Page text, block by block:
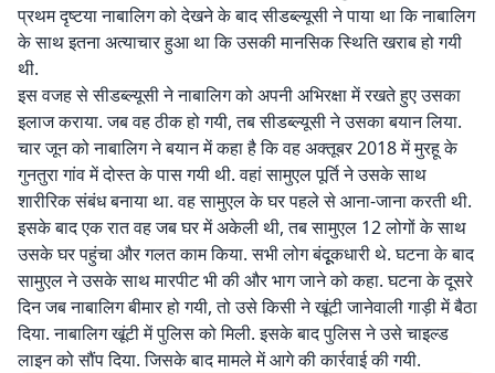
प्रथम दृष्टया नाबालिग को देखने के बाद सीडब्ल्यूसी ने पाया था कि नाबालिग
के साथ इतना अत्याचार हुआ था कि उसकी मानसिक स्थिति खराब हो गयी
थी.
इस वजह से सीडब्ल्यूसी ने नाबालिग को अपनी अभिरक्षा में रखते हुए उसका
इलाज कराया. जब वह ठीक हो गयी, तब सीडब्ल्यूसी ने उसका बयान लिया.
चार जून को नाबालिग ने बयान में कहा है कि वह अक्तूबर 2018 में मुरहू के
गुनतुरा गांव में दोस्त के पास गयी थी. वहां सामुएल पूर्ति ने उसके साथ
शारीरिक संबंध बनाया था. वह सामुएल के घर पहले से आना-जाना करती थी.
इसके बाद एक रात वह जब घर में अकेली थी, तब सामुएल 12 लोगों के साथ
उसके घर पहुंचा और गलत काम किया. सभी लोग बंदूूकधारी थे. घटना के बाद
सामुएल ने उसके साथ मारपीट भी की और भाग जाने को कहा. घटना के दूसरे
दिन जब नाबालिग बीमार हो गयी, तो उसे किसी ने खूंटी जानेवाली गाड़ी में बैठा
दिया. नाबालिग खूंटी में पुलिस को मिली. इसके बाद पुलिस ने उसे चाइल्ड
लाइन को सौंप दिया. जिसके बाद मामले में आगे की कार्रवाई की गयी.